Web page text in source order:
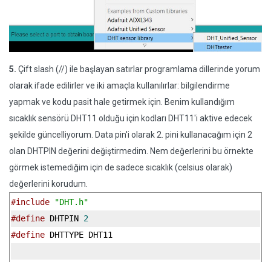
5. Çift slash (//) ile başlayan satırlar programlama dillerinde yorum
olarak ifade edilirler ve iki amaçla kullanılırlar: bilgilendirme
yapmak ve kodu pasit hale getirmek için. Benim kullandığım
sıcaklık sensörü DHT11 olduğu için kodları DHT11'i aktive edecek
şekilde güncelliyorum. Data pin'i olarak 2. pini kullanacağım için 2
olan DHTPIN değerini değiştirmedim. Nem değerlerini bu örnekte
görmek istemediğim için de sadece sıcaklık (celsius olarak)
değerlerini korudum.
#include
"DHT.h"
#define DHTPIN 2
#define DHTTYPE DHT11